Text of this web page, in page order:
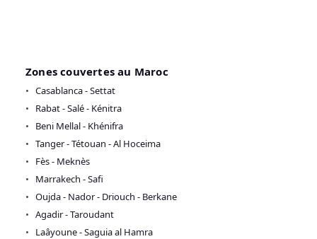
Zones couvertes au Maroc
Casablanca - Settat
Rabat - Salé - Kénitra
Beni Mellal - Khénifra
Tanger - Tétouan - Al Hoceima
Fès - Meknès
Marrakech - Safi
Oujda - Nador - Driouch - Berkane
Agadir - Taroudant
Laâyoune - Saguia al Hamra